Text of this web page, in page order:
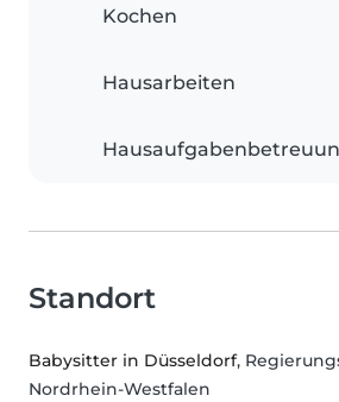
Kochen
Hausarbeiten
Standort
Babysitter in Düsseldorf,
Nordrhein-Westfalen